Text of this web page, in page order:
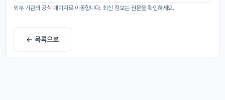
외부 기관의 공식 페이지로 이동합니다. 최신 정보는 원문을 확인하세요.
← 목록으로